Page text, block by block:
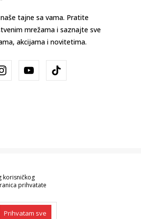
tajne sa vama. Pratite
mrežama i saznajte sve
akcijama i novitetima.
grešaka.
na broj
korisničkog
prihvatate
Prihvatam sve